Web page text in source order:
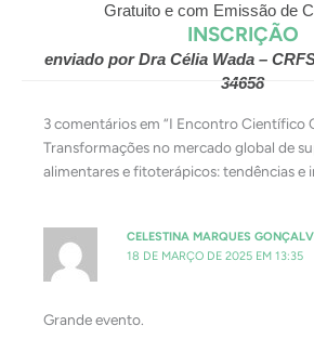
Gratuito e com Emissão de
INSCRIÇÃO
enviado por Dra Célia Wada –
34658
3 comentários em “I Encontro Científico
Transformações no mercado global de
alimentares e fitoterápicos: tendências e
CELESTINA MARQUES
18 DE MARÇO DE 2025 EM 13:35
Grande evento.